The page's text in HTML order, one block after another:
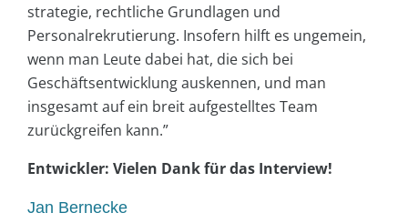
strategie, rechtliche Grundlagen und
Personalrekrutierung. Insofern hilft es ungemein,
wenn man Leute dabei hat, die sich bei
Geschäftsentwicklung auskennen, und man
insgesamt auf ein breit aufgestelltes Team
zurückgreifen kann.”
Entwickler: Vielen Dank für das Interview!
Jan Bernecke